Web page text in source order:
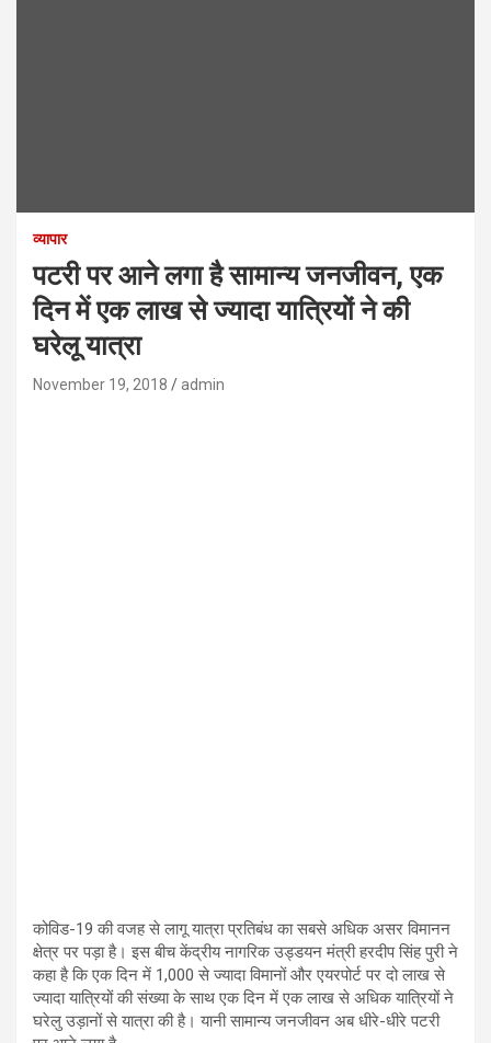
व्यापार
पटरी पर आने लगा है सामान्य जनजीवन, एक
दिन में एक लाख से ज्यादा यात्रियों ने की
घरेलू यात्रा
November 19, 2018 admin
कोविड-19 की वजह से लागू यात्रा प्रतिबंध का सबसे अधिक असर विमानन
क्षेत्र पर पड़ा है। इस बीच केंद्रीय नागरिक उड्डयन मंत्री हरदीप सिंह पुरी ने
कहा है कि एक दिन में 1,000 से ज्यादा विमानों और एयरपोर्ट पर दो लाख से
ज्यादा यात्रियों की संख्या के साथ एक दिन में एक लाख से अधिक यात्रियों ने
घरेलु उड़ानों से यात्रा की है। यानी सामान्य जनजीवन अब धीरे-धीरे पटरी